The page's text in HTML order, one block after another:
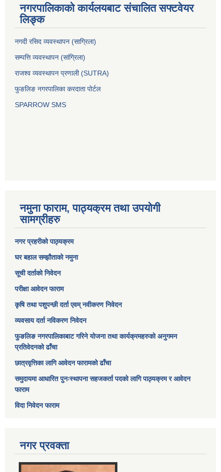
नगरपालिकाको कार्यलयबाट संचालित सफ्टवेयर
लिङ्क
नगदी रसिद व्यवस्थापन (साग्रिला)
सम्पत्ति व्यवस्थापन (सांग्रिला)
राजश्व व्यवस्थापन प्रणाली (SUTRA)
फुङलिङ नगरपालिका करदाता पोर्टल
SPARROW SMS
नमुना फाराम, पाठ्यक्रम तथा उपयोगी
सामग्रीहरु
नगर प्रहरीको पाठ्यक्रम
घर बहाल सम्झौताको नमुना
सूची दर्ताको निवेदन
परीक्षा आवेदन फाराम
कृषि तथा पशुपन्छी दर्ता एवम् नवीकरण निवेदन
व्यवसाय दर्ता नविकरण निवेदन
फुङलिङ नगरपालिकाबाट गरिने योजना तथा कार्यक्रमहरुको अनुगमन
प्रतिवेदनको ढाँचा
छात्रवृत्तिका लागि आवेदन फारामको ढाँचा
समुदायमा आधारित पुनःस्थापना सहजकर्ता पदको लागि पाठ्यक्रम र आवेदन
फाराम
विदा निवेदन फाराम
नगर प्रवक्ता